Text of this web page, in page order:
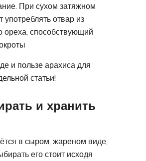
При сухом затяжном
употреблять отвар из
ореха, способствующий
и пользе арахиса для
статьи!
и хранить
в сыром, жареном виде,
его стоит исходя